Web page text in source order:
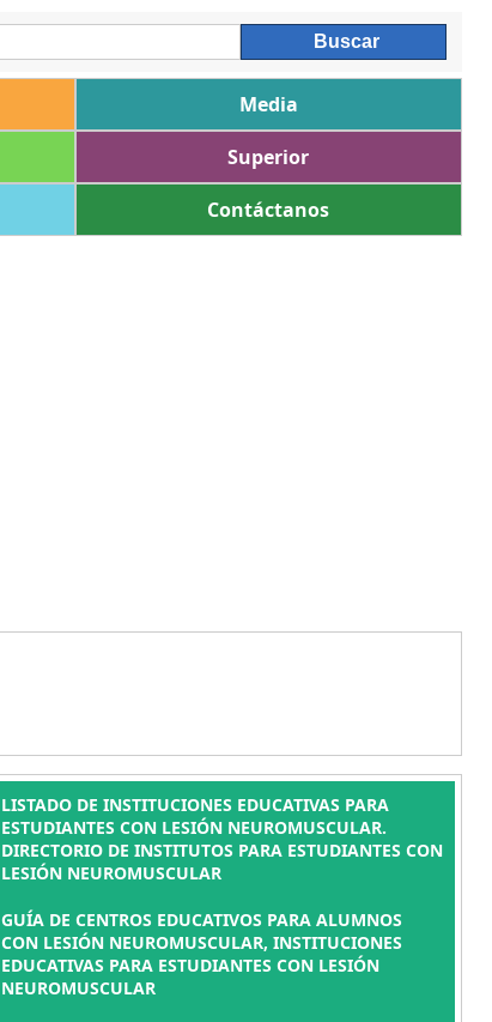
Media
Superior
Contáctanos
LISTADO DE INSTITUCIONES EDUCATIVAS PARA
ESTUDIANTES CON LESIÓN NEUROMUSCULAR.
DIRECTORIO DE INSTITUTOS PARA ESTUDIANTES CON
LESIÓN NEUROMUSCULAR
GUÍA DE CENTROS EDUCATIVOS PARA ALUMNOS
CON LESIÓN NEUROMUSCULAR, INSTITUCIONES
EDUCATIVAS PARA ESTUDIANTES CON LESIÓN
NEUROMUSCULAR